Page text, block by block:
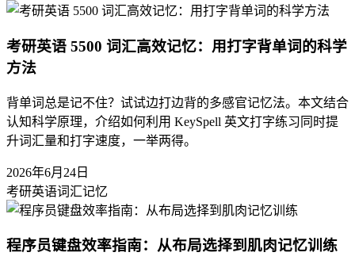
考研英语 5500 词汇高效记忆：用打字背单词的科学
方法
背单词总是记不住？试试边打边背的多感官记忆法。本文结合
认知科学原理，介绍如何利用 KeySpell 英文打字练习同时提
升词汇量和打字速度，一举两得。
2026年6月24日
考研英语词汇记忆
程序员键盘效率指南：从布局选择到肌肉记忆训练